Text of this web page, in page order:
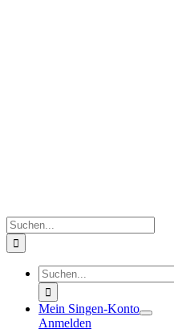
Suche
nach:
Suche
nach:
Mein Singen-Konto
Anmelden